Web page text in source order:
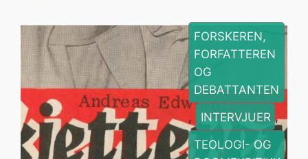
FORSKEREN,
FORFATTEREN
OG
DEBATTANTEN
,
INTERVJUER ,
TEOLOGI- OG